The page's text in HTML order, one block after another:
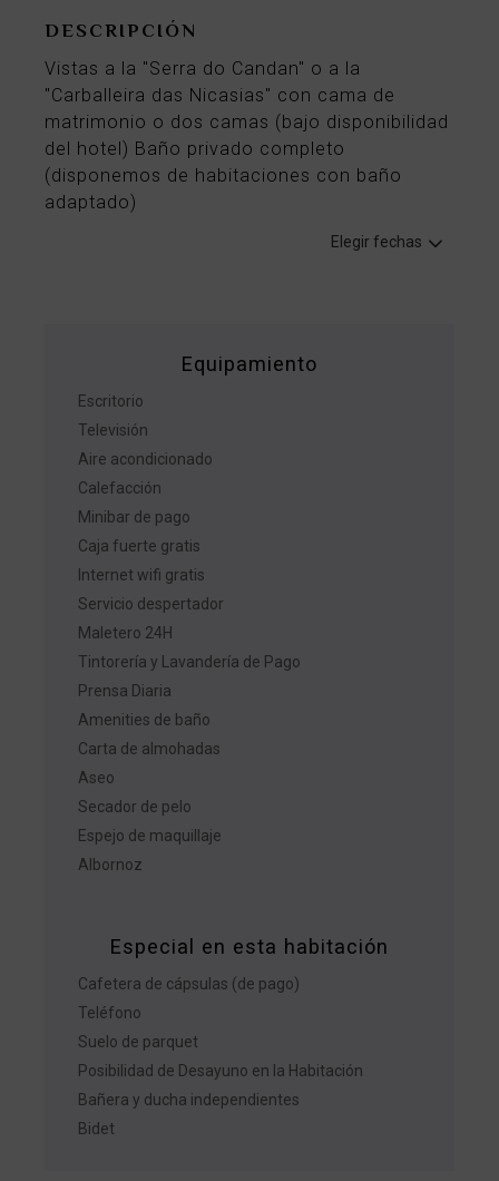
DESCRIPCIÓN
Vistas a la "Serra do Candan" o a la
"Carballeira das Nicasias" con cama de
matrimonio o dos camas (bajo disponibilidad
del hotel) Baño privado completo
(disponemos de habitaciones con baño
adaptado)
Elegir fechas
Equipamiento
Escritorio
Televisión
Aire acondicionado
Calefacción
Minibar de pago
Caja fuerte gratis
Internet wifi gratis
Servicio despertador
Maletero 24H
Tintorería y Lavandería de Pago
Prensa Diaria
Amenities de baño
Carta de almohadas
Aseo
Secador de pelo
Espejo de maquillaje
Albornoz
Especial en esta habitación
Cafetera de cápsulas (de pago)
Teléfono
Suelo de parquet
Posibilidad de Desayuno en la Habitación
Bañera y ducha independientes
Bidet